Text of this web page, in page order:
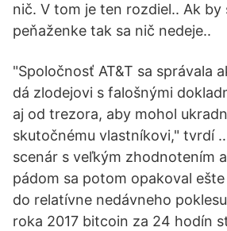
nič. V tom je ten rozdiel.. Ak by
peňaženke tak sa nič nedeje..
"Spoločnosť AT&T sa správala
dá zlodejovi s falošnými
aj od trezora, aby mohol
skutočnému vlastníkovi," tvrdí
scenár s veľkým zhodnotením
pádom sa potom opakoval
do relatívne nedávneho
roka 2017 bitcoin za 24 hodín